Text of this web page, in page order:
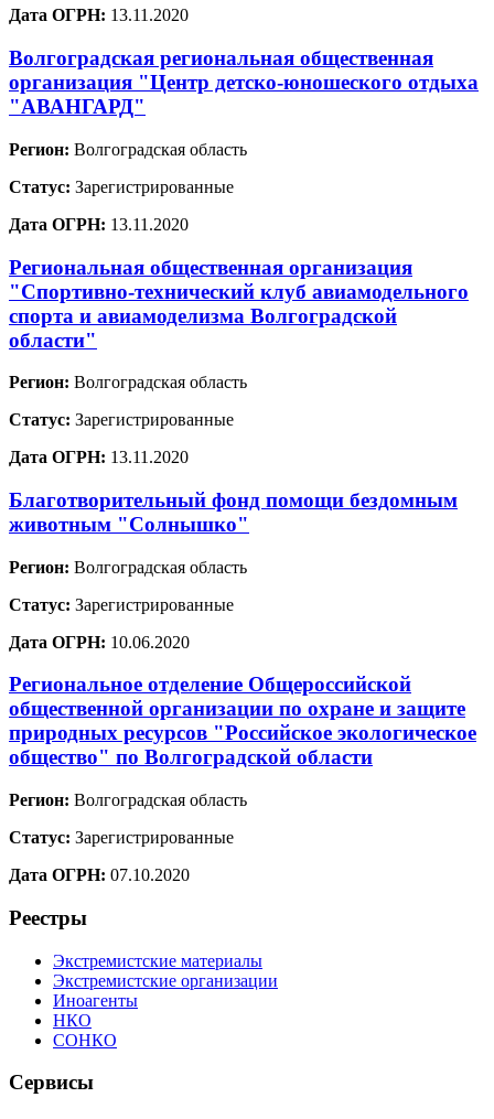
Дата ОГРН: 13.11.2020
Волгоградская региональная общественная
организация "Центр детско-юношеского отдыха
"АВАНГАРД"
Регион: Волгоградская область
Статус: Зарегистрированные
Дата ОГРН: 13.11.2020
Региональная общественная организация
"Спортивно-технический клуб авиамодельного
спорта и авиамоделизма Волгоградской
области"
Регион: Волгоградская область
Статус: Зарегистрированные
Дата ОГРН: 13.11.2020
Благотворительный фонд помощи бездомным
животным "Солнышко"
Регион: Волгоградская область
Статус: Зарегистрированные
Дата ОГРН: 10.06.2020
Региональное отделение Общероссийской
общественной организации по охране и защите
природных ресурсов "Российское экологическое
общество" по Волгоградской области
Регион: Волгоградская область
Статус: Зарегистрированные
Дата ОГРН: 07.10.2020
Реестры
Экстремистские материалы
Экстремистские организации
Иноагенты
НКО
СОНКО
Сервисы